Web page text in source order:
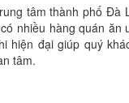
tâm thành phố Đà
nhiều hàng quán ăn
hiện đại giúp quý
tâm.